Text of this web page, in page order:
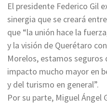
El presidente Federico Gil
sinergia que se creará
que “la unión hace la
y la visión de Querétaro
Morelos, estamos seguros
impacto mucho mayor en
y del turismo en general”.
Por su parte, Miguel Ángel